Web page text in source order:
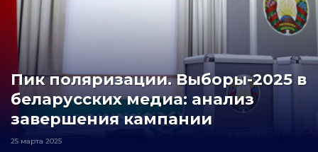
Пик поляризации. Выборы-2025 в
беларусских медиа: анализ
завершения кампании
25 марта 2025